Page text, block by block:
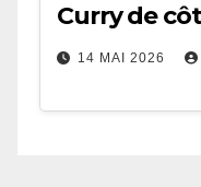
Curry de
14 MAI 2026